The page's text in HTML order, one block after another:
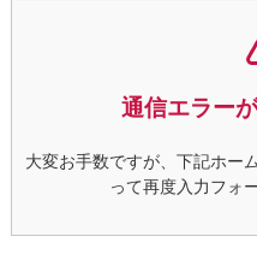
通信エラー
大変お手数ですが、下記ホー
って再度入力フォ